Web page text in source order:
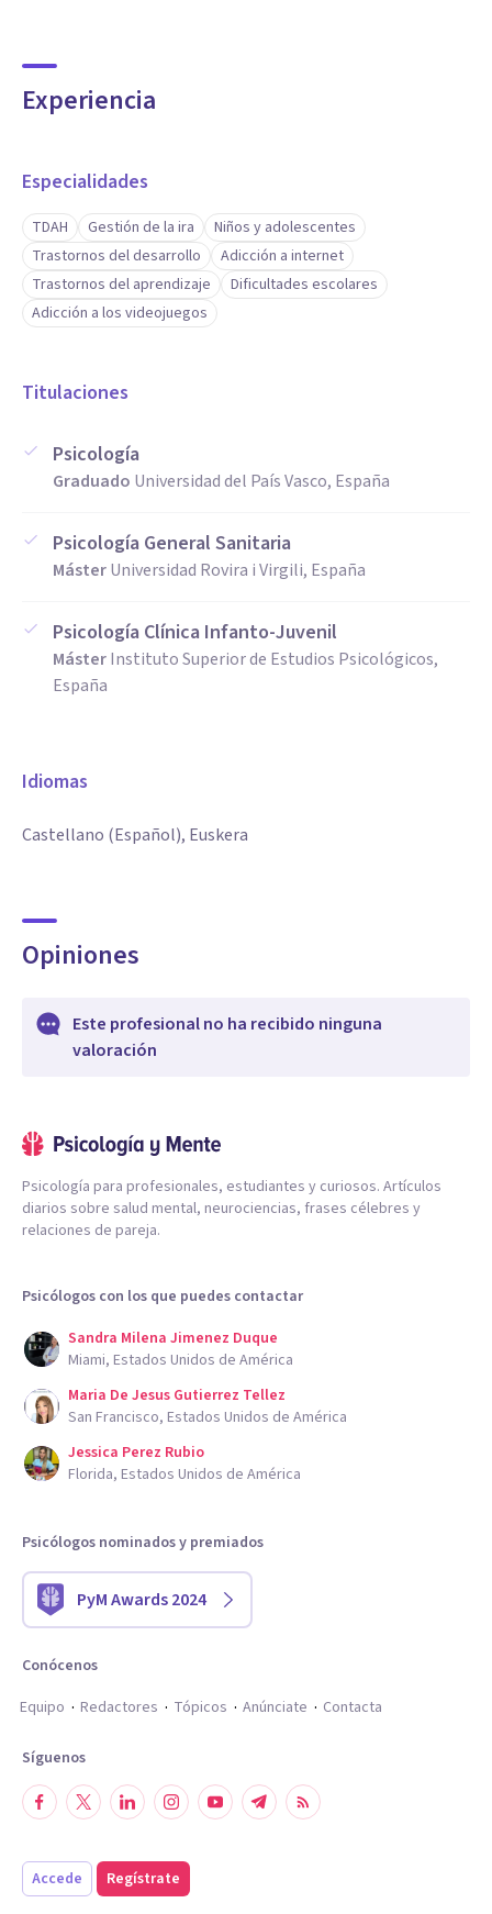
Experiencia
Especialidades
TDAH Gestión de la ira
Niños y adolescentes
Trastornos del desarrollo
Adicción a internet
Trastornos del aprendizaje
Dificultades escolares
Adicción a los videojuegos
Titulaciones
Psicología
Graduado Universidad del País Vasco, España
Psicología General Sanitaria
MásterUniversidad Rovira i Virgili, España
Psicología Clínica Infanto-Juvenil
MásterInstituto Superior de Estudios Psicológicos,
España
Idiomas
Castellano (Español), Euskera
Opiniones
Este profesional no ha recibido ninguna
valoración
Psicología para profesionales, estudiantes y curiosos. Artículos
diarios sobre salud mental, neurociencias, frases célebres y
relaciones de pareja.
Psicólogos con los que puedes contactar
Sandra Milena Jimenez Duque
Miami, Estados Unidos de América
Maria De Jesus Gutierrez Tellez
San Francisco, Estados Unidos de América
Jessica Perez Rubio
Florida, Estados Unidos de América
Psicólogos nominados y premiados
PyM Awards 2024
Conócenos
Equipo
Redactores Tópicos Anúnciate Contacta
Síguenos
Accede Regístrate